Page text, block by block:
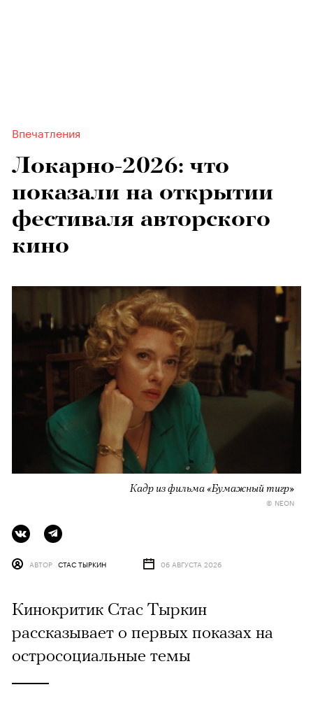
Впечатления
Локарно-2026: что
показали на открытии
фестиваля авторского
кино
Кадр из фильма «Бумажный тигр»
© NEON
АВТОР СТАС ТЫРКИН 06 АВГУСТА 2026
Кинокритик Стас Тыркин
рассказывает о первых показах на
остросоциальные темы